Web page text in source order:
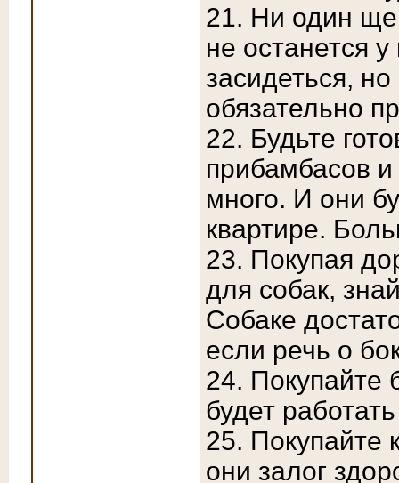
21. Ни один
не останется
засидеться,
обязательно
22. Будьте
прибамбасов
много. И они
квартире.
23. Покупая
для собак,
Собаке
если речь о
24.
будет
25. Покупайте
они залог